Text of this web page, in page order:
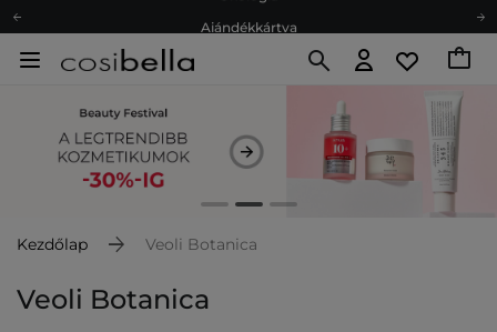
Ingyenes szállítás 15 000 Ft-tól
Ajándékkártya
Kezdőlap Veoli Botanica
Veoli Botanica